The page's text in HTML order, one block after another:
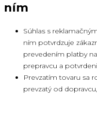
ním
Súhlas s
ním potvrdzuje
prevedením platby
prepravcu a
Prevzatím tovaru sa
prevzatý od